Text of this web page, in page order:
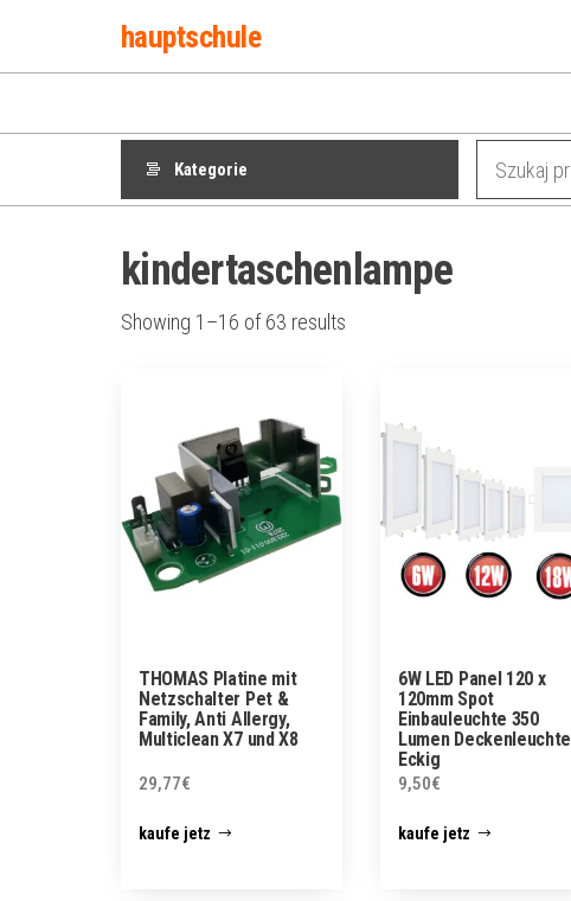
treści
hauptschule
Kategorie
kindertaschenlampe
Showing 1–16 of 63 results
THOMAS Platine mit
Netzschalter Pet &
Family, Anti Allergy,
Multiclean X7 und X8
29,77€
kaufe jetz
6W LED Panel 120 x
120mm Spot
Einbauleuchte 350
Lumen Deckenleuchte
Eckig
9,50€
kaufe jetz